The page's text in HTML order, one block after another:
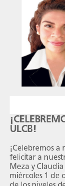
ULCB!
¡Celebremos a
felicitar a
Meza y
miércoles 1 de